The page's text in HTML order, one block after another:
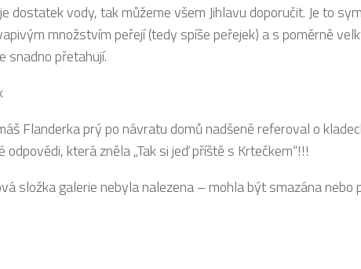
dostatek vody, tak můžeme všem Jihlavu doporučit. Je to
množstvím peřejí (tedy spíše peřejek) a s poměrně
snadno přetahují.
Flanderka prý po návratu domů nadšeně referoval o
odpovědi, která zněla „Tak si jeď příště s Krtečkem“!!!
složka galerie nebyla nalezena – mohla být smazána nebo